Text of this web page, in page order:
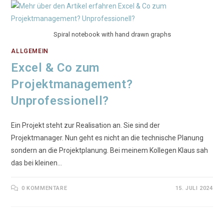
Spiral notebook with hand drawn graphs
ALLGEMEIN
Excel & Co zum
Projektmanagement?
Unprofessionell?
Ein Projekt steht zur Realisation an. Sie sind der
Projektmanager. Nun geht es nicht an die technische Planung
sondern an die Projektplanung. Bei meinem Kollegen Klaus sah
das bei kleinen…
0 KOMMENTARE 15. JULI 2024